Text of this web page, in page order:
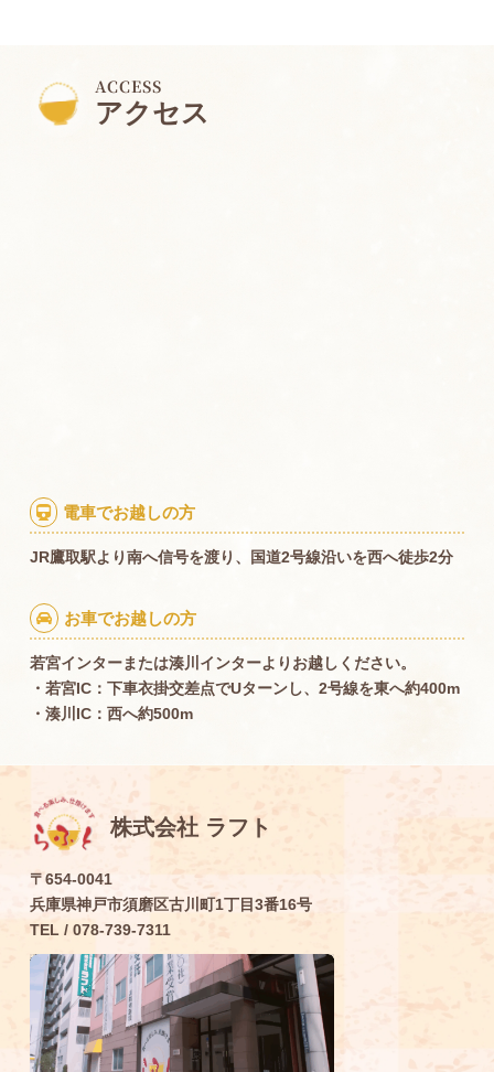
ACCESS
アクセス
 電車でお越しの方
JR鷹取駅より南へ信号を渡り、国道2号線沿いを西へ徒歩2分
 お車でお越しの方
若宮インターまたは湊川インターよりお越しください。
・若宮IC：下車衣掛交差点でUターンし、2号線を東へ約400m
・湊川IC：西へ約500m
株式会社 ラフト
〒654-0041
兵庫県神戸市須磨区古川町1丁目3番16号
TEL / 078-739-7311